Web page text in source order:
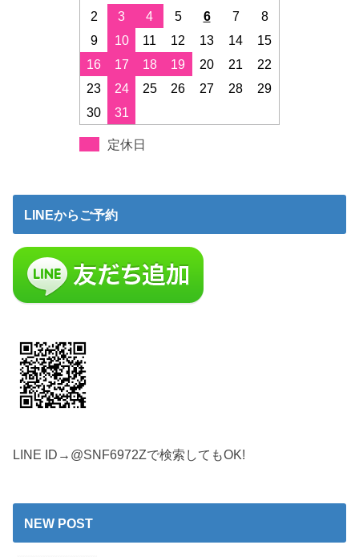
2
3 4 5 6 7
8
9
10 11 12 13 14
15
16
17 18 19 20 21
22
23
24 25 26 27 28
29
30
31
定休日
LINEからご予約
LINE ID→@SNF6972Zで検索してもOK!
NEW POST